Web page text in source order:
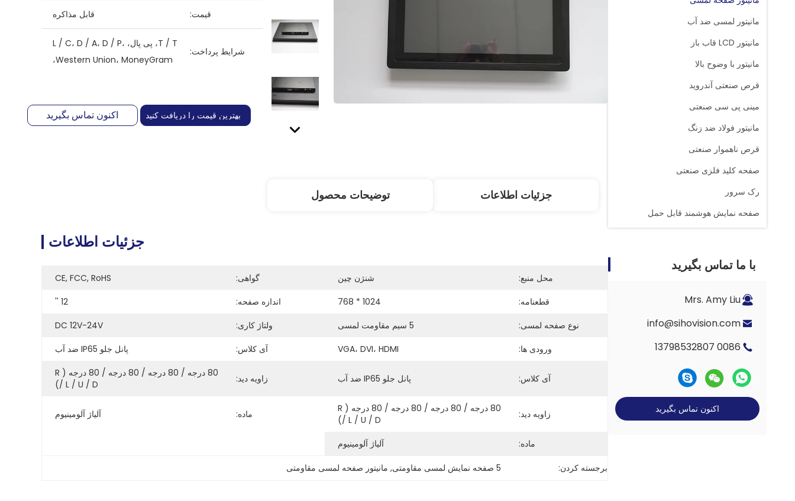
مانیتور لمسی ضد آب
مانیتور LCD قاب باز
مانیتور با وضوح بالا
قرص صنعتی آندروید
مینی پی سی صنعتی
مانیتور فولاد ضد زنگ
قرص ناهموار صنعتی
صفحه کلید فلزی صنعتی
رک سرور
صفحه نمایش هوشمند قابل حمل
با ما تماس بگیرید
Mrs. Amy Liu
info@sihovision.com
0086 13798532807
اکنون تماس بگیرید
قیمت: قابل مذاکره
شرایط پرداخت:
T / T، پی پال، L / C، D / A، D / P،
Western Union، MoneyGram،
بهترین قیمت را دریافت کنید اکنون تماس بگیرید
جزئیات اطلاعات توضیحات محصول
جزئیات اطلاعات
محل منبع: شنژن چین گواهی:
CE, FCC, RoHS
قطعنامه:
1024 * 768 اندازه صفحه:
12 ''
نوع صفحه لمسی:
5 سیم مقاومت لمسی ولتاژ کاری:
DC 12V-24V
ورودی ها:
VGA، DVI، HDMI آی کلاس: پانل جلو IP65 ضد آب
آی کلاس: پانل جلو IP65 ضد آب زاویه دید:
80 درجه / 80 درجه / 80 درجه / 80 درجه (R
/ L / U / D)
زاویه دید:
80 درجه / 80 درجه / 80 درجه / 80 درجه (R
/ L / U / D)
ماده: آلیاژ آلومینیوم
ماده: آلیاژ آلومینیوم
برجسته کردن: 5 صفحه نمایش لمسی مقاومتی , مانیتور صفحه لمسی مقاومتی